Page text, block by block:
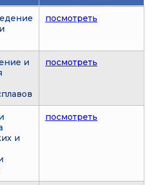
посмотреть
и
посмотреть
и
посмотреть